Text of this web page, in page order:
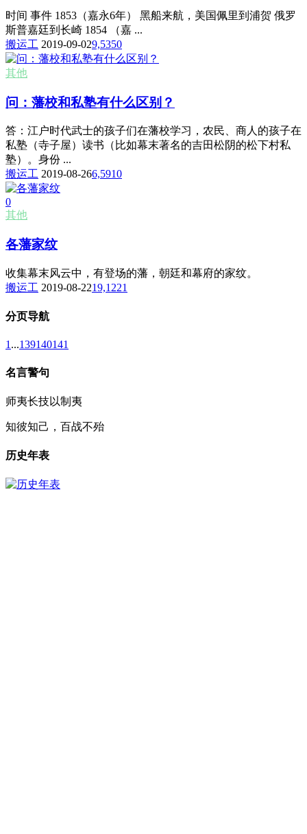
时间 事件 1853（嘉永6年） 黑船来航，美国佩里到浦贺 俄罗
斯普嘉廷到长崎 1854 （嘉 ...
搬运工 2019-09-029,5350
其他
问：藩校和私塾有什么区别？
答：江户时代武士的孩子们在藩校学习，农民、商人的孩子在
私塾（寺子屋）读书（比如幕末著名的吉田松阴的松下村私
塾）。身份 ...
搬运工 2019-08-266,5910
0
其他
各藩家纹
收集幕末风云中，有登场的藩，朝廷和幕府的家纹。
搬运工 2019-08-2219,1221
分页导航
1 ...139140141
名言警句
师夷长技以制夷
知彼知己，百战不殆
历史年表